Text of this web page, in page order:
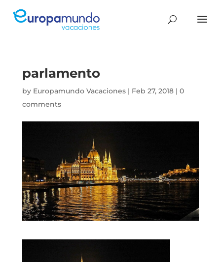
parlamento
by Europamundo Vacaciones| Feb 27, 2018| 0
comments